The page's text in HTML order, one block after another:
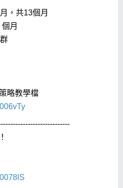
，共13個月
月
略教學檔